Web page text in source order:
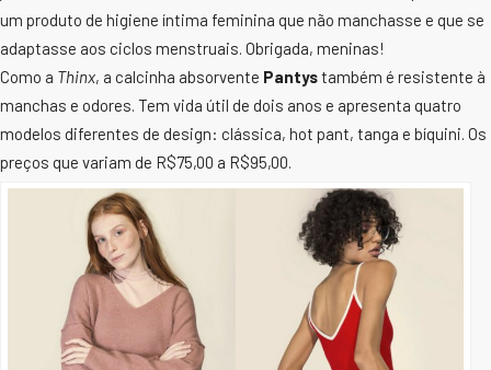
um produto de higiene íntima feminina que não manchasse e que se
adaptasse aos ciclos menstruais. Obrigada, meninas!
Como a Thinx, a calcinha absorvente Pantystambém é resistente à
manchas e odores. Tem vida útil de dois anos e apresenta quatro
modelos diferentes de design: clássica, hot pant, tanga e bíquini. Os
preços que variam de R$75,00 a R$95,00.